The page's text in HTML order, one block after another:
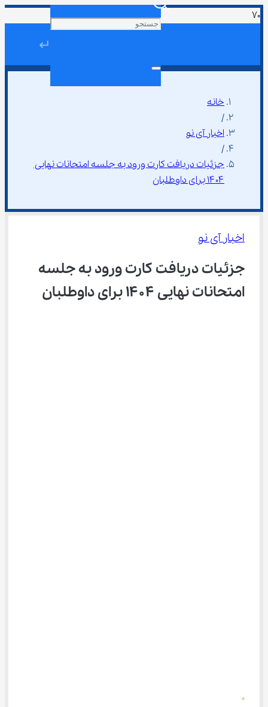
↵
خانه
/
اخبار آی نو
/
جزئیات دریافت کارت ورود به جلسه امتحانات نهایی
۱۴۰۴ برای داوطلبان
اخبار آی نو
جزئیات دریافت کارت ورود به جلسه
امتحانات نهایی ۱۴۰۴ برای داوطلبان
0